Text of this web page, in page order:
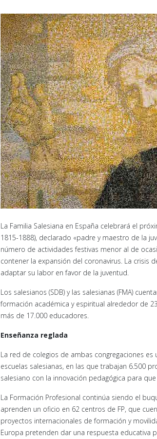
La Familia Salesiana en España celebrará el
1815-1888), declarado «padre y maestro de la
número de actividades festivas menor al de
contener la expansión del coronavirus. La crisis
adaptar su labor en favor de la juventud.
Los salesianos (SDB) y las salesianas (FMA)
formación académica y espiritual alrededor de
más de 17.000 educadores.
Enseñanza reglada
La red de colegios de ambas congregaciones
escuelas salesianas, en las que trabajan 6.500
salesiano con la innovación pedagógica para
La Formación Profesional continúa siendo el
aprenden un oficio en 62 centros de FP, que
proyectos internacionales de formación y
Europa pretenden dar una respuesta educativa